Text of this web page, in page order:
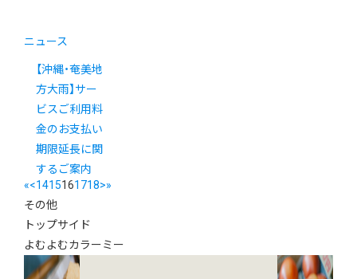
ニュース
【沖縄・奄美地
方大雨】サー
ビスご利用料
金のお支払い
期限延長に関
するご案内
«<1415161718>»
その他
トップサイド
よむよむカラーミー